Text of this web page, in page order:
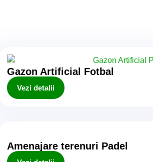
Gazon Artificial Fotbal
Vezi detalii
Amenajare terenuri Padel